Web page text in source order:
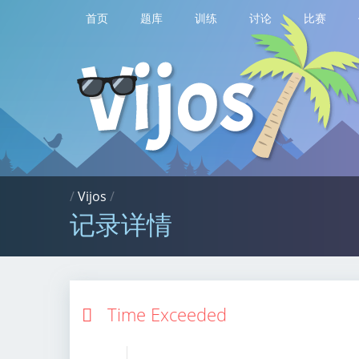
首页 题库 训练 讨论 比赛
/Vijos /
记录详情
Time Exceeded